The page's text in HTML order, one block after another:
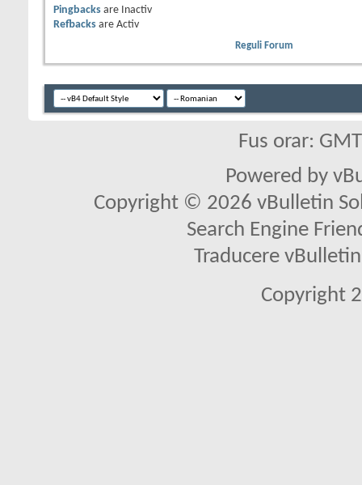
Pingbacks are
Inactiv
Refbacks are Activ
Reguli Forum
Fus orar:
Powered by
Copyright © 2026 vBulletin
Search Engine
Traducere
Copyright